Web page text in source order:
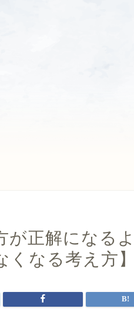
が正解になる
くなる考え方】